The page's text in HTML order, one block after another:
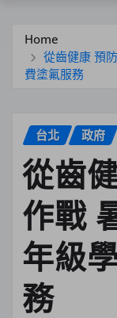
Home
從齒健康 預
費塗氟服務
台北 政府
從齒
作戰
年級
務